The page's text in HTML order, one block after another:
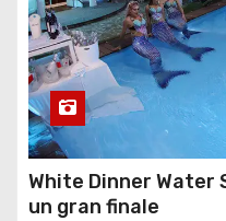
White Dinner Water
un gran finale